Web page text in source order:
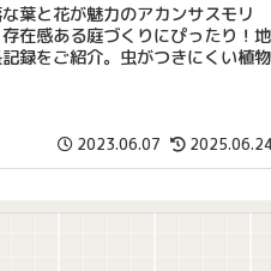
葉と花が魅力のアカンサスモリ
在感ある庭づくりにぴったり！地
録をご紹介。虫がつきにくい植物
2023.06.07